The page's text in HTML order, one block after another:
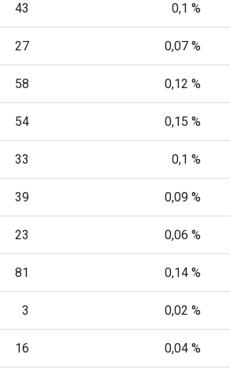
43 0,1 %
27 0,07 %
58 0,12 %
54 0,15 %
33 0,1 %
39 0,09 %
23 0,06 %
81 0,14 %
3 0,02 %
16 0,04 %